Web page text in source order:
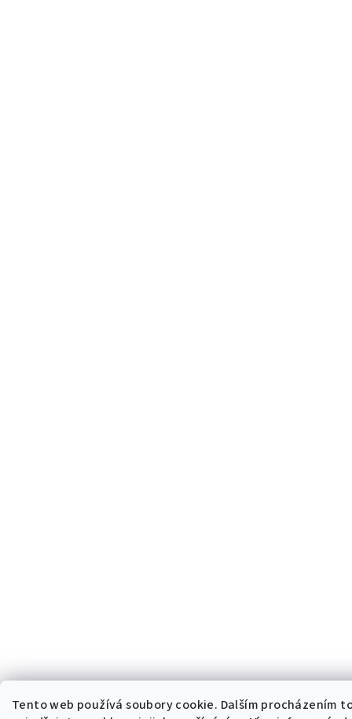
Tento web používá soubory cookie. Dalším procházením